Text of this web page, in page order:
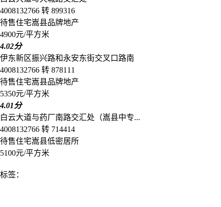
4008132766 转 899316
待售住宅嵩县品牌地产
4900元/平方米
4.02分
伊东新区振兴路和永安东街交叉口路南
4008132766 转 878111
待售住宅嵩县品牌地产
5350元/平方米
4.01分
白云大道与药厂南路交汇处（嵩县中专...
4008132766 转 714414
待售住宅嵩县低密居所
5100元/平方米
标签：